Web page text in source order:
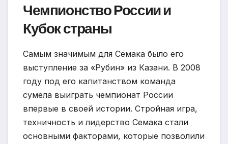
Чемпионство России и
Кубок страны
Самым значимым для Семака было его
выступление за «Рубин» из Казани. В 2008
году под его капитанством команда
сумела выиграть чемпионат России
впервые в своей истории. Стройная игра,
техничность и лидерство Семака стали
основными факторами, которые позволили